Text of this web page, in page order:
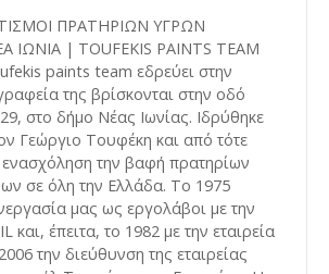
ΠΡΑΤΗΡΙΩΝ ΥΓΡΩΝ
ΙΩΝΙΑ | TOUFEKIS PAINTS TEAM
paints team εδρεύει στην
της βρίσκονται στην οδό
στο δήμο Νέας Ιωνίας. Ιδρύθηκε
Γεώργιο Τουφέκη και από τότε
ενασχόληση την βαφή πρατηρίων
σε όλη την Ελλάδα. Το 1975
μας ως εργολάβοι με την
και, έπειτα, το 1982 με την εταιρεία
την διεύθυνση της εταιρείας